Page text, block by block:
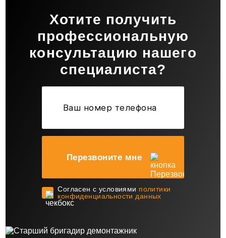
Хотите получить
профессиональную
консультацию нашего
специалиста?
Перезвоните мне
Cогласен с условиями политики
конфиденциальности данных